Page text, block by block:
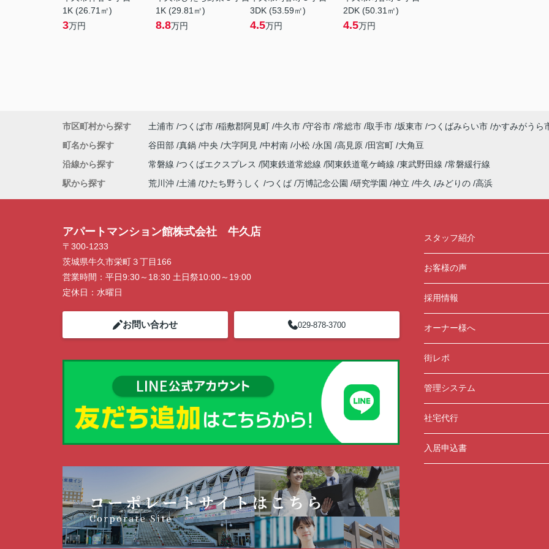
1K (26.71㎡)
3万円
1K (29.81㎡)
8.8万円
3DK (53.59㎡)
4.5万円
2DK (50.31㎡)
4.5万円
市区町村から探す 土浦市 つくば市 稲敷郡阿見町 牛久市 守谷市 常総市 取手市 坂東市 つくばみらい市 かすみがうら
町名から探す
谷田部 真鍋 中央 大字阿見 中村南 小松 永国 高見原 田宮町 大角豆
沿線から探す
常磐線 つくばエクスプレス 関東鉄道常総線 関東鉄道竜ケ崎線 東武野田線 常磐緩行線
駅から探す
荒川沖 土浦 ひたち野うしく つくば 万博記念公園 研究学園 神立 牛久 みどりの 高浜
アパートマンション館株式会社 牛久店
〒300-1233
茨城県牛久市栄町３丁目166
営業時間： 平日9:30～18:30 土日祭10:00～19:00
定休日： 水曜日
お問い合わせ 029-878-3700
スタッフ紹介
お客様の声
採用情報
オーナー様へ
街レポ
管理システム
社宅代行
入居申込書